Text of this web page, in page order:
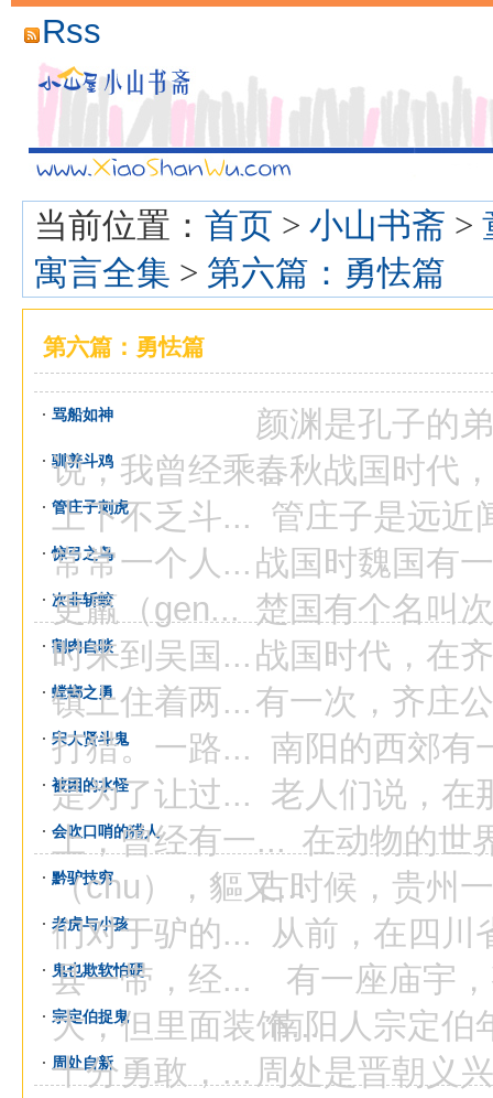
Rss
当前位置： 首页 > 小山书斋 >
寓言全集 > 第六篇：勇怯篇
第六篇：勇怯篇
骂船如神
颜渊是孔子的弟
说，我曾经乘...
驯养斗鸡
春秋战国时代，齐
上下不乏斗...
管庄子刺虎
管庄子是远近闻
常常一个人...
惊弓之鸟
战国时魏国有一个
更羸（gen...
次非斩蛟
楚国有个名叫次非
时来到吴国...
割肉自啖
战国时代，在齐国
镇上住着两...
螳螂之勇
有一次，齐庄公带
打猎。一路...
宋大贤斗鬼
南阳的西郊有一
是为了让过...
被困的水怪
老人们说，在那
上，曾经有一...
会吹口哨的猎人
在动物的世界
（chu），貙又...
黔驴技穷
古时候，贵州一带
们对于驴的...
老虎与小孩
从前，在四川省
县一带，经...
鬼也欺软怕硬
有一座庙宇，整
大，但里面装饰...
宗定伯捉鬼
南阳人宗定伯年
十分勇敢，...
周处自新
周处是晋朝义兴县